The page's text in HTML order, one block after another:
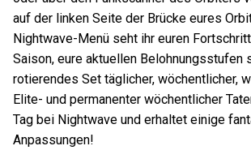
auf der linken Seite der Brücke eures
Nightwave-Menü seht ihr euren
Saison, eure aktuellen Belohnungsstufen
rotierendes Set täglicher, wöchentlicher,
Elite- und permanenter wöchentlicher
Tag bei Nightwave und erhaltet einige
Anpassungen!